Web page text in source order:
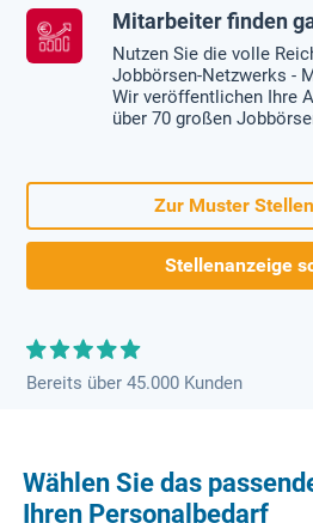
Mitarbeiter finden
Nutzen Sie die volle
Jobbörsen-Netzwerks -
Wir veröffentlichen Ihre
über 70 großen
Zur Muster
Stellenanzeige
Bereits über 45.000 Kunden
Wählen Sie das
Ihren Personalbedarf